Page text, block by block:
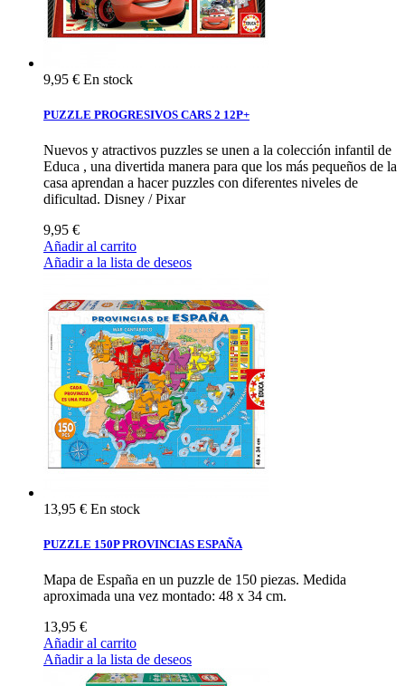
9,95 € En stock
PUZZLE PROGRESIVOS CARS 2 12P+
Nuevos y atractivos puzzles se unen a la colección infantil de
Educa , una divertida manera para que los más pequeños de la
casa aprendan a hacer puzzles con diferentes niveles de
dificultad. Disney / Pixar
9,95 €
Añadir al carrito
Añadir a la lista de deseos
13,95 € En stock
PUZZLE 150P PROVINCIAS ESPAÑA
Mapa de España en un puzzle de 150 piezas. Medida
aproximada una vez montado: 48 x 34 cm.
13,95 €
Añadir al carrito
Añadir a la lista de deseos